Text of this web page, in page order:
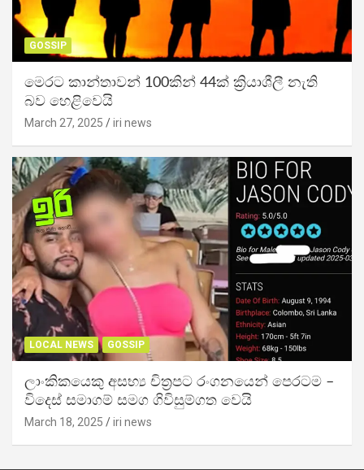
GOSSIP
මෙරට කාන්තාවන් 100කින් 44ක් ක්‍රියාශීලී නැති
බව හෙළිවෙයි
March 27, 2025 iri news
LOCAL NEWS GOSSIP
ලාංකිකයෙකු අසභ්‍ය චිත්‍රපට රංගනයෙන් පෙරටම –
විදෙස් සමාගම් සමග ගිවිසුම්ගත වෙයි
March 18, 2025 iri news